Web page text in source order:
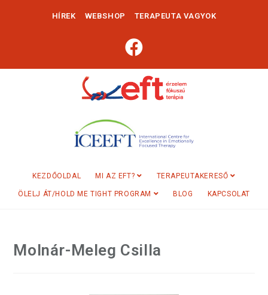
HÍREK WEBSHOP TERAPEUTA VAGYOK
KEZDŐOLDAL MI AZ EFT? TERAPEUTAKERESŐ
ÖLELJ ÁT/HOLD ME TIGHT PROGRAM BLOG KAPCSOLAT
Molnár-Meleg Csilla